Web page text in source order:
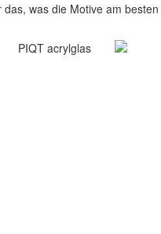
das, was die Motive am